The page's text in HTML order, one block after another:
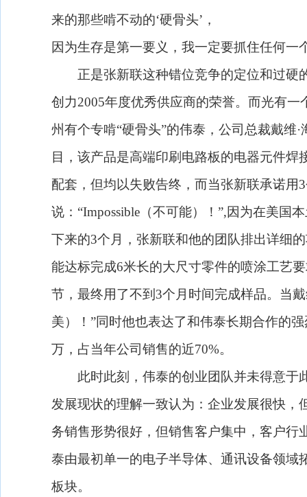
来的那些啃不动的‘硬骨头’，
因为生存是第一要义，我一定要抓住任何一
正是张新联这种错位竞争的定位和过硬
创力2005年度优秀供应商的荣誉。而光有一
州有个专啃“硬骨头”的伟泰，公司总裁戴维
目，该产品是高端印刷电路板的电器元件
配套，但均以失败告终，而当张新联承诺用3
说：“Impossible （不可能）！”,因为在美国
下来的3个月，张新联和他的团队排出详细
能达标完成6米长的大尺寸零件的喷涂工艺
节，最终用了不到 3个月时间完成样品。当
美）！”同时他也表达了和伟泰长期合作的
万，占当年公司销售的近70%。
此时此刻，伟泰的创业团队并未得意于
发展现状的理解一致认为：企业发展很快
务销售形势很好，但销售客户集中，客户
泰由最初单一的电子半导体、通讯设备领
板块。